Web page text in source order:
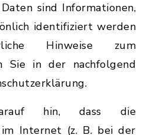
sind Informationen,
identifiziert werden
Hinweise zum
Sie in der nachfolgend
hin, dass die
Internet (z. B. bei der